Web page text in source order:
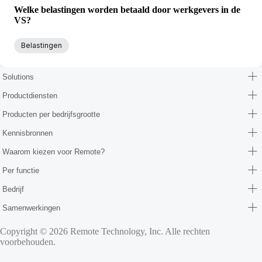
Welke belastingen worden betaald door werkgevers in de
VS?
Belastingen
Solutions
Productdiensten
Producten per bedrijfsgrootte
Kennisbronnen
Waarom kiezen voor Remote?
Per functie
Bedrijf
Samenwerkingen
Copyright © 2026 Remote Technology, Inc. Alle rechten
voorbehouden.